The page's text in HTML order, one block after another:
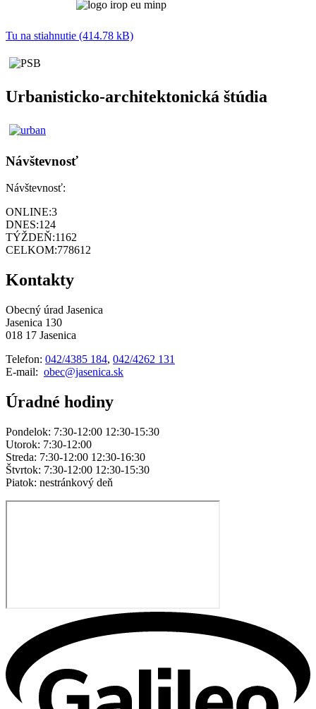
Tu na stiahnutie (414.78 kB)
Urbanisticko-architektonická štúdia
Návštevnosť
Návštevnosť:
ONLINE:3
DNES:124
TÝŽDEŇ:1162
CELKOM:778612
Kontakty
Obecný úrad Jasenica
Jasenica 130
018 17 Jasenica
Telefon: 042/4385 184, 042/4262 131
E-mail: obec@jasenica.sk
Úradné hodiny
Pondelok: 7:30-12:00 12:30-15:30
Utorok: 7:30-12:00
Streda: 7:30-12:00 12:30-16:30
Štvrtok: 7:30-12:00 12:30-15:30
Piatok: nestránkový deň